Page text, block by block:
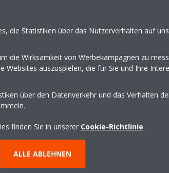
07222 32237
http://
die Statistiken über das Nutzerverhalten auf
die Wirksamkeit von Werbekampagnen zu
Websites auszuspielen, die für Sie und Ihre
über den Datenverkehr und das Verhalten
finden Sie in unserer Cookie-Richtlinie.
ALLE ABLEHNEN